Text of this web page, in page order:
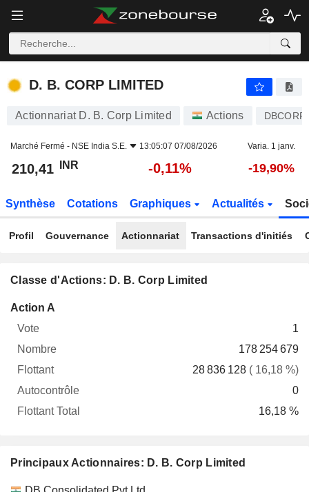
D. B. CORP LIMITED
D. B. CORP LIMITED
Actionnariat D. B. Corp Limited Actions DBCORP
Marché Fermé - NSE India S.E. 13:05:07 07/08/2026 Varia. 1 janv.
210,41 INR -0,11% -19,90%
Synthèse Cotations Graphiques Actualités
Profil Gouvernance Actionnariat Transactions d'initiés
Classe d'Actions: D. B. Corp Limited
Action A
1
178 254 679
28 836 128 ( 16,18 %)
0
16,18 %
Principaux Actionnaires: D. B. Corp Limited
Nom Actions % Valorisation